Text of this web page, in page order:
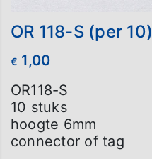
OR 118-S (per 10)
€ 1,00
OR118-S
10 stuks
hoogte 6mm
connector of tag